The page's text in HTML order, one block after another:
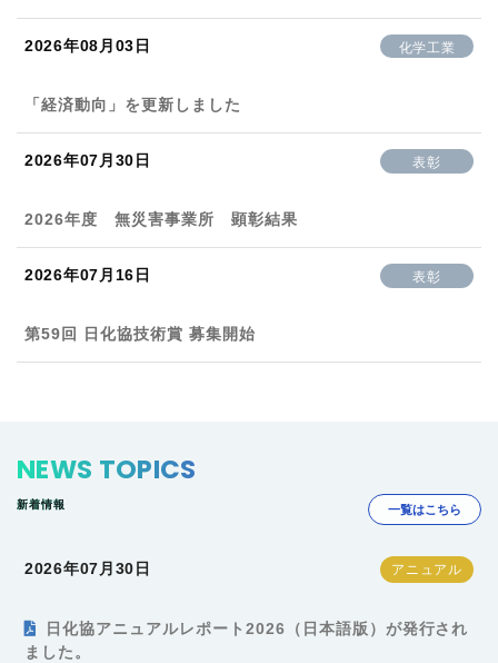
2026年08月03日 化学工業
「経済動向」を更新しました
2026年07月30日 表彰
2026年度 無災害事業所 顕彰結果
2026年07月16日 表彰
第59回 日化協技術賞 募集開始
NEWS TOPICS
新着情報 一覧はこちら
2026年07月30日
日化協アニュアルレポート2026（日本語版）が発行され
ました。